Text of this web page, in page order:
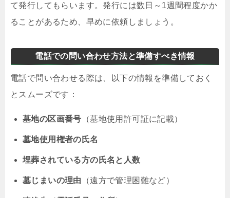
て発行してもらいます。発行には数日～1週間程度かか
ることがあるため、早めに依頼しましょう。
電話での問い合わせ方法と準備すべき情報
電話で問い合わせる際は、以下の情報を準備しておく
とスムーズです：
墓地の区画番号 （墓地使用許可証に記載）
墓地使用権者の氏名
埋葬されている方の氏名と人数
墓じまいの理由 （遠方で管理困難など）